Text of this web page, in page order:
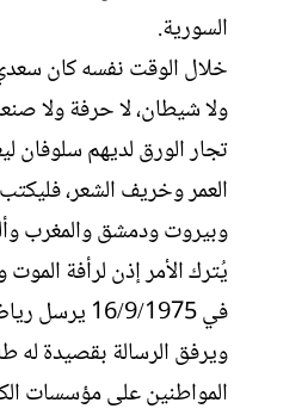
السورية.
خلال الوقت نفسه كان
ولا شيطان، لا حرفة ولا
تجار الورق لديهم سلوفان
العمر وخريف الشعر،
وبيروت ودمشق والمغرب
يُترك الأمر إذن لرأفة الموت
في 16/9/
ويرفق الرسالة بقصيدة له
المواطنين على مؤسسات